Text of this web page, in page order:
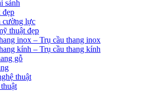
sảnh
đẹp
cường lực
thuật đẹp
inox – Trụ cầu thang inox
kính – Trụ cầu thang kính
gỗ
thuật